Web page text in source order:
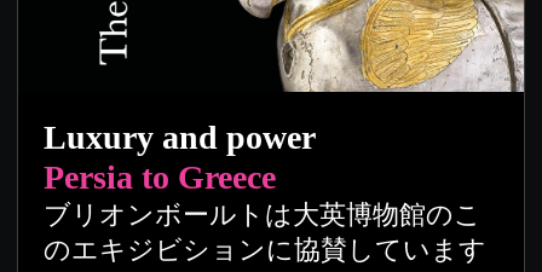
Luxury and power
Persia to Greece
ブリオンボールトは大英博物館のこ
のエキジビションに協賛しています